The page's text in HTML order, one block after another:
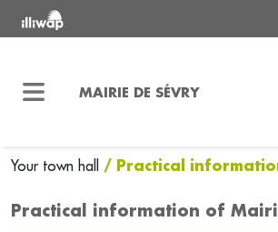
MAIRIE DE SÉVRY
Your town hall / Practical
Practical information of